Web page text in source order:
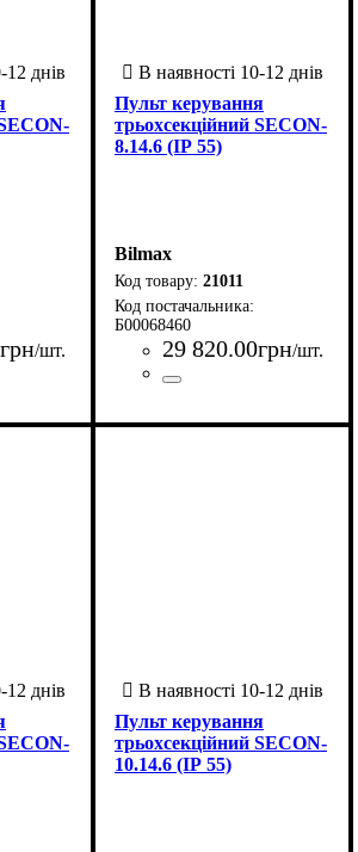
грн/шт.
Пульт керування
трьохсекційний SECON-
8.14.6 (ІР 55)
Bilmax
21011
Б00068460
29 820.00грн/шт.
Пульт керування
трьохсекційний SECON-
10.14.6 (ІР 55)